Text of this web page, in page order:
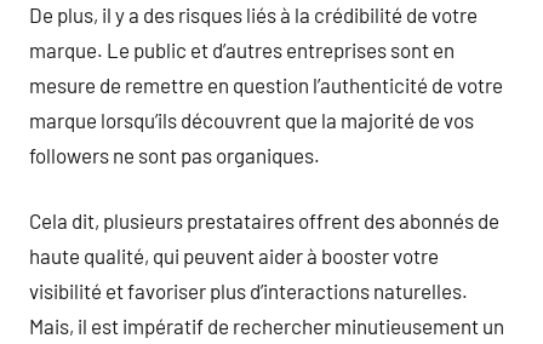
De plus, il y a des risques liés à la crédibilité de votre
marque. Le public et d’autres entreprises sont en
mesure de remettre en question l’authenticité de votre
marque lorsqu’ils découvrent que la majorité de vos
followers ne sont pas organiques.
Cela dit, plusieurs prestataires offrent des abonnés de
haute qualité, qui peuvent aider à booster votre
visibilité et favoriser plus d’interactions naturelles.
Mais, il est impératif de rechercher minutieusement un